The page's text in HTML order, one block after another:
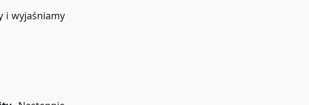
i wyjaśniamy